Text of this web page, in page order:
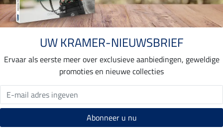
UW KRAMER-NIEUWSBRIEF
Ervaar als eerste meer over exclusieve aanbiedingen, geweldige
promoties en nieuwe collecties